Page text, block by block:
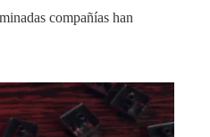
compañías han